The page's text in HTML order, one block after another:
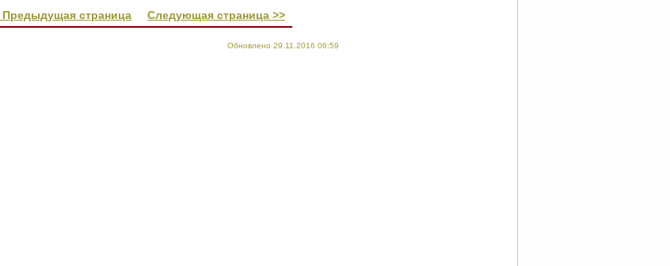
Предыдущая страница Следующая страница >>
Обновлено 29.11.2016 06:59